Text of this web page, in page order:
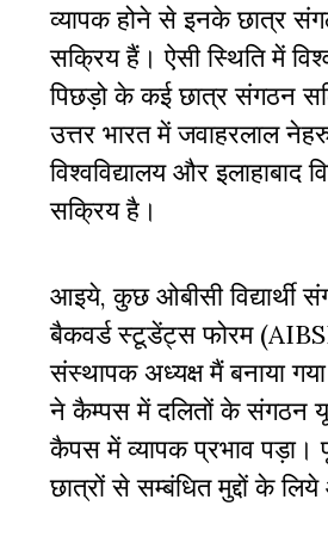
व्यापक होने से इनके छात्र
सक्रिय हैं। ऐसी स्थिति में
पिछड़ो के कई छात्र संगठन
उत्तर भारत में जवाहरलाल नेहरु
विश्वविद्यालय और इलाहाबाद
सक्रिय है।
आइये, कुछ ओबीसी विद्यार्थी
बैकवर्ड स्टूडेंट्स फोरम
संस्थापक अध्यक्ष मैं बनाया
ने कैम्पस में दलितों के संगठन
कैपस में व्यापक प्रभाव पड़ा।
छात्रों से सम्बंधित मुद्दों के